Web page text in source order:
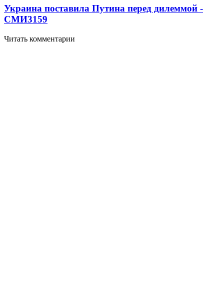
Украина поставила Путина перед дилеммой -
СМИ3159
Читать комментарии